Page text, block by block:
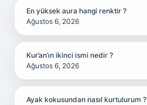
En yüksek aura hangi renktir ?
Ağustos 6, 2026
Kur’an’ın ikinci ismi nedir ?
Ağustos 6, 2026
Ayak kokusundan nasıl kurtulurum ?